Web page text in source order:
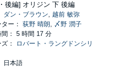
後編] オリジン 下 後編
ダン・ブラウン, 越前 敏弥
ー： 荻野 晴朗, 〆野 潤子
間： 5 時間 17 分
：
ロバート・ラングドンシリ
日本語